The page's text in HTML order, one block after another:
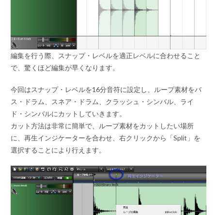
編集を行う際、スナップ・レベルを適正レベルに合わせること
で、驚くほど編集が早くなります。
今回はスナップ・レベルを16分音符に設定し、ループ素材をバ
ス・ドラム、スネア・ドラム、クラッシュ・シンバル、ライ
ド・シンバルにカットしていきます。
カット方法は非常に簡単で、ループ素材をカットしたい場所
に、再生インジケーターを合わせ、右クリックから「Split」を
選択することにより行えます。